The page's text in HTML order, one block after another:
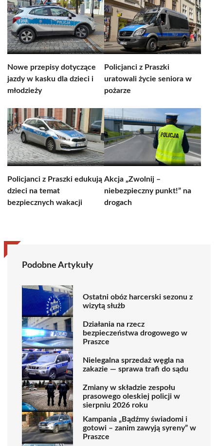
Nowe przepisy dotyczące
jazdy w kasku dla dzieci i
młodzieży
Policjanci z Praszki
uratowali życie seniora w
pożarze
Policjanci z Praszki edukują
dzieci na temat
bezpiecznych wakacji
Akcja „Zwolnij –
niebezpieczny punkt!” na
drogach
Podobne Artykuły
Ostatni obóz harcerski sezonu z
wizytą służb
Działania na rzecz
bezpieczeństwa drogowego w
Praszce
Nielegalna sprzedaż węgla na
zakazie — sprawa trafi do sądu
Zmiany w składzie zespołu
prasowego oleskiej policji w
sierpniu 2026 roku
Kampania „Bądźmy świadomi i
gotowi – zanim zawyją syreny” w
Praszce